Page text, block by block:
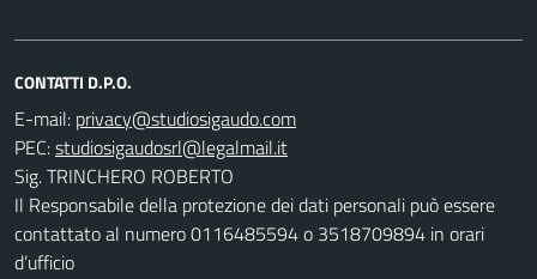
CONTATTI D.P.O.
E-mail:
PEC:
Sig. TRINCHERO ROBERTO
Il Responsabile della protezione dei dati personali può essere
contattato al numero 0116485594 o 3518709894 in orari
d’ufficio